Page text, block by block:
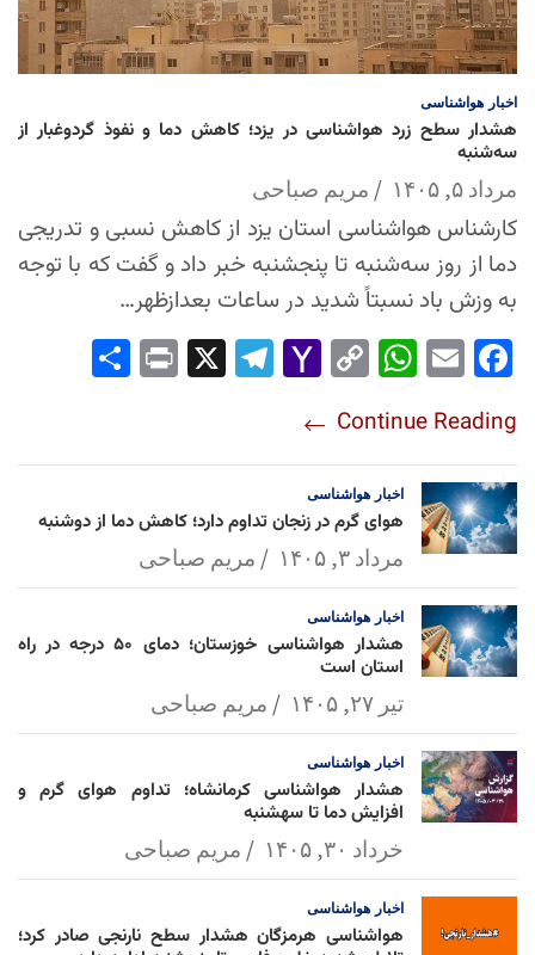
اخبار هواشناسی
هشدار سطح زرد هواشناسی در یزد؛ کاهش دما و نفوذ گردوغبار از
سه‌شنبه
مرداد ۵, ۱۴۰۵ مریم صباحی
کارشناس هواشناسی استان یزد از کاهش نسبی و تدریجی
دما از روز سه‌شنبه تا پنجشنبه خبر داد و گفت که با توجه
به وزش باد نسبتاً شدید در ساعات بعدازظهر…
Fac
ok
Em
Wh
Ap
p
Co
Lin
k
Yah
l
Tel
Pri
Continue Reading
اخبار هواشناسی
هوای گرم در زنجان تداوم دارد؛ کاهش دما از دوشنبه
مرداد ۳, ۱۴۰۵ مریم صباحی
اخبار هواشناسی
هشدار هواشناسی خوزستان؛ دمای ۵۰ درجه در راه
استان است
تیر ۲۷, ۱۴۰۵ مریم صباحی
اخبار هواشناسی
هشدار هواشناسی کرمانشاه؛ تداوم هوای گرم و
افزایش دما تا سهشنبه
خرداد ۳۰, ۱۴۰۵ مریم صباحی
اخبار هواشناسی
هواشناسی هرمزگان هشدار سطح نارنجی صادر کرد؛